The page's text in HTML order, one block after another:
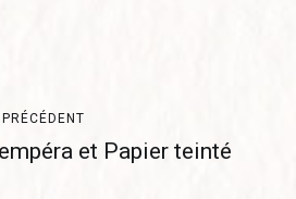
et Papier teinté